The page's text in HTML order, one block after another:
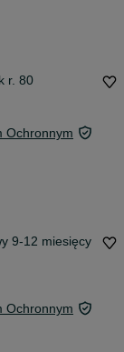
r. 80
Ochronnym
9-12 miesięcy
Ochronnym